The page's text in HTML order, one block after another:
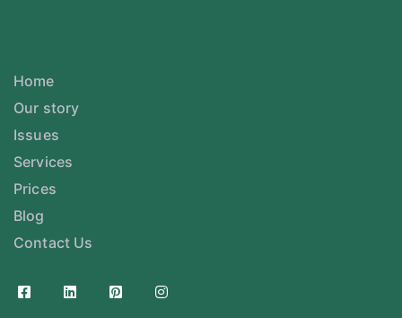
Home
Our story
Issues
Services
Prices
Blog
Contact Us